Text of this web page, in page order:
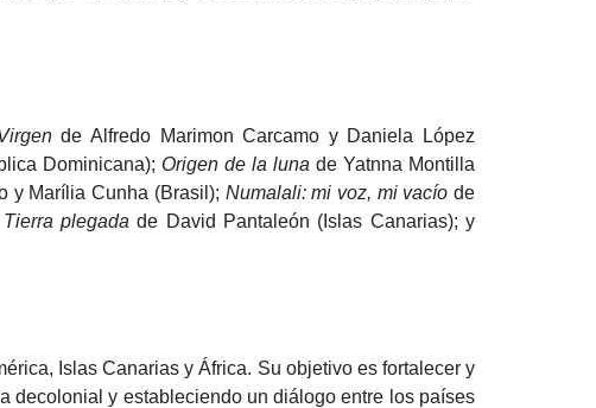
de Alfredo Marimon Carcamo y Daniela López
Dominicana); Origen de la luna de Yatnna Montilla
y Marília Cunha (Brasil); Numalali: mi voz, mi vacío de
Tierra plegada de David Pantaleón (Islas Canarias); y
Islas Canarias y África. Su objetivo es fortalecer y
decolonial y estableciendo un diálogo entre los países